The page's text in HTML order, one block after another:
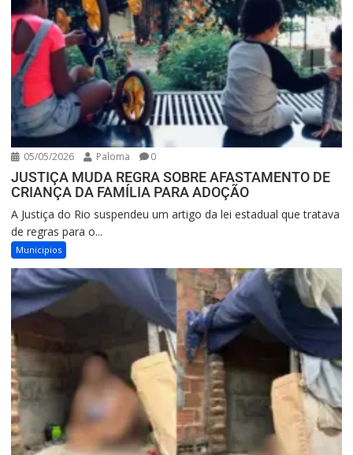
05/05/2026 Paloma 0
JUSTIÇA MUDA REGRA SOBRE AFASTAMENTO DE
CRIANÇA DA FAMÍLIA PARA ADOÇÃO
A Justiça do Rio suspendeu um artigo da lei estadual que tratava
de regras para o...
Municipios